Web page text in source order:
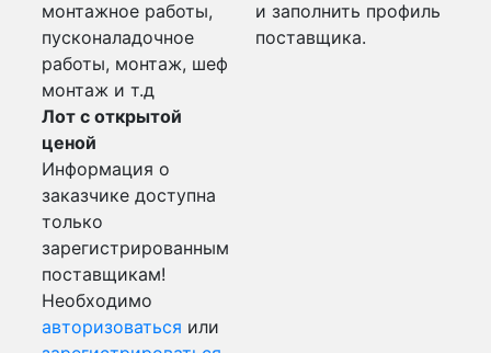
монтажное работы,
пусконаладочное
работы, монтаж, шеф
монтаж и т.д
Лот с открытой
ценой
Информация о
заказчике доступна
только
зарегистрированным
поставщикам!
Необходимо
авторизоваться или
и заполнить профиль
поставщика.